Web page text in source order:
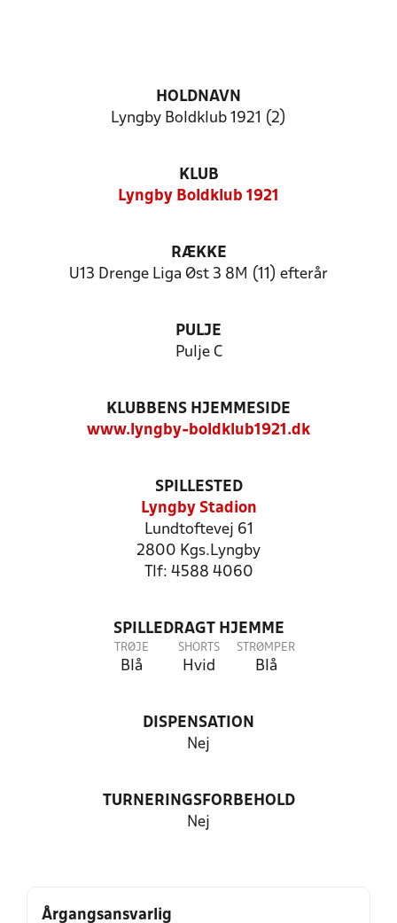
HOLDNAVN
Lyngby Boldklub 1921 (2)
KLUB
Lyngby Boldklub 1921
RÆKKE
U13 Drenge Liga Øst 3 8M (11) efterår
PULJE
Pulje C
KLUBBENS HJEMMESIDE
www.lyngby-boldklub1921.dk
SPILLESTED
Lyngby Stadion
Lundtoftevej 61
2800 Kgs.Lyngby
Tlf: 4588 4060
SPILLEDRAGT HJEMME
TRØJE
Blå
SHORTS
Hvid
STRØMPER
Blå
DISPENSATION
Nej
TURNERINGSFORBEHOLD
Nej
Årgangsansvarlig